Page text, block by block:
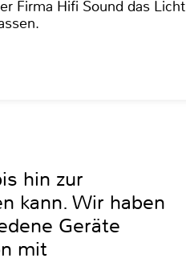
Firma Hifi Sound das Licht
hin zur
kann. Wir haben
Geräte
mit